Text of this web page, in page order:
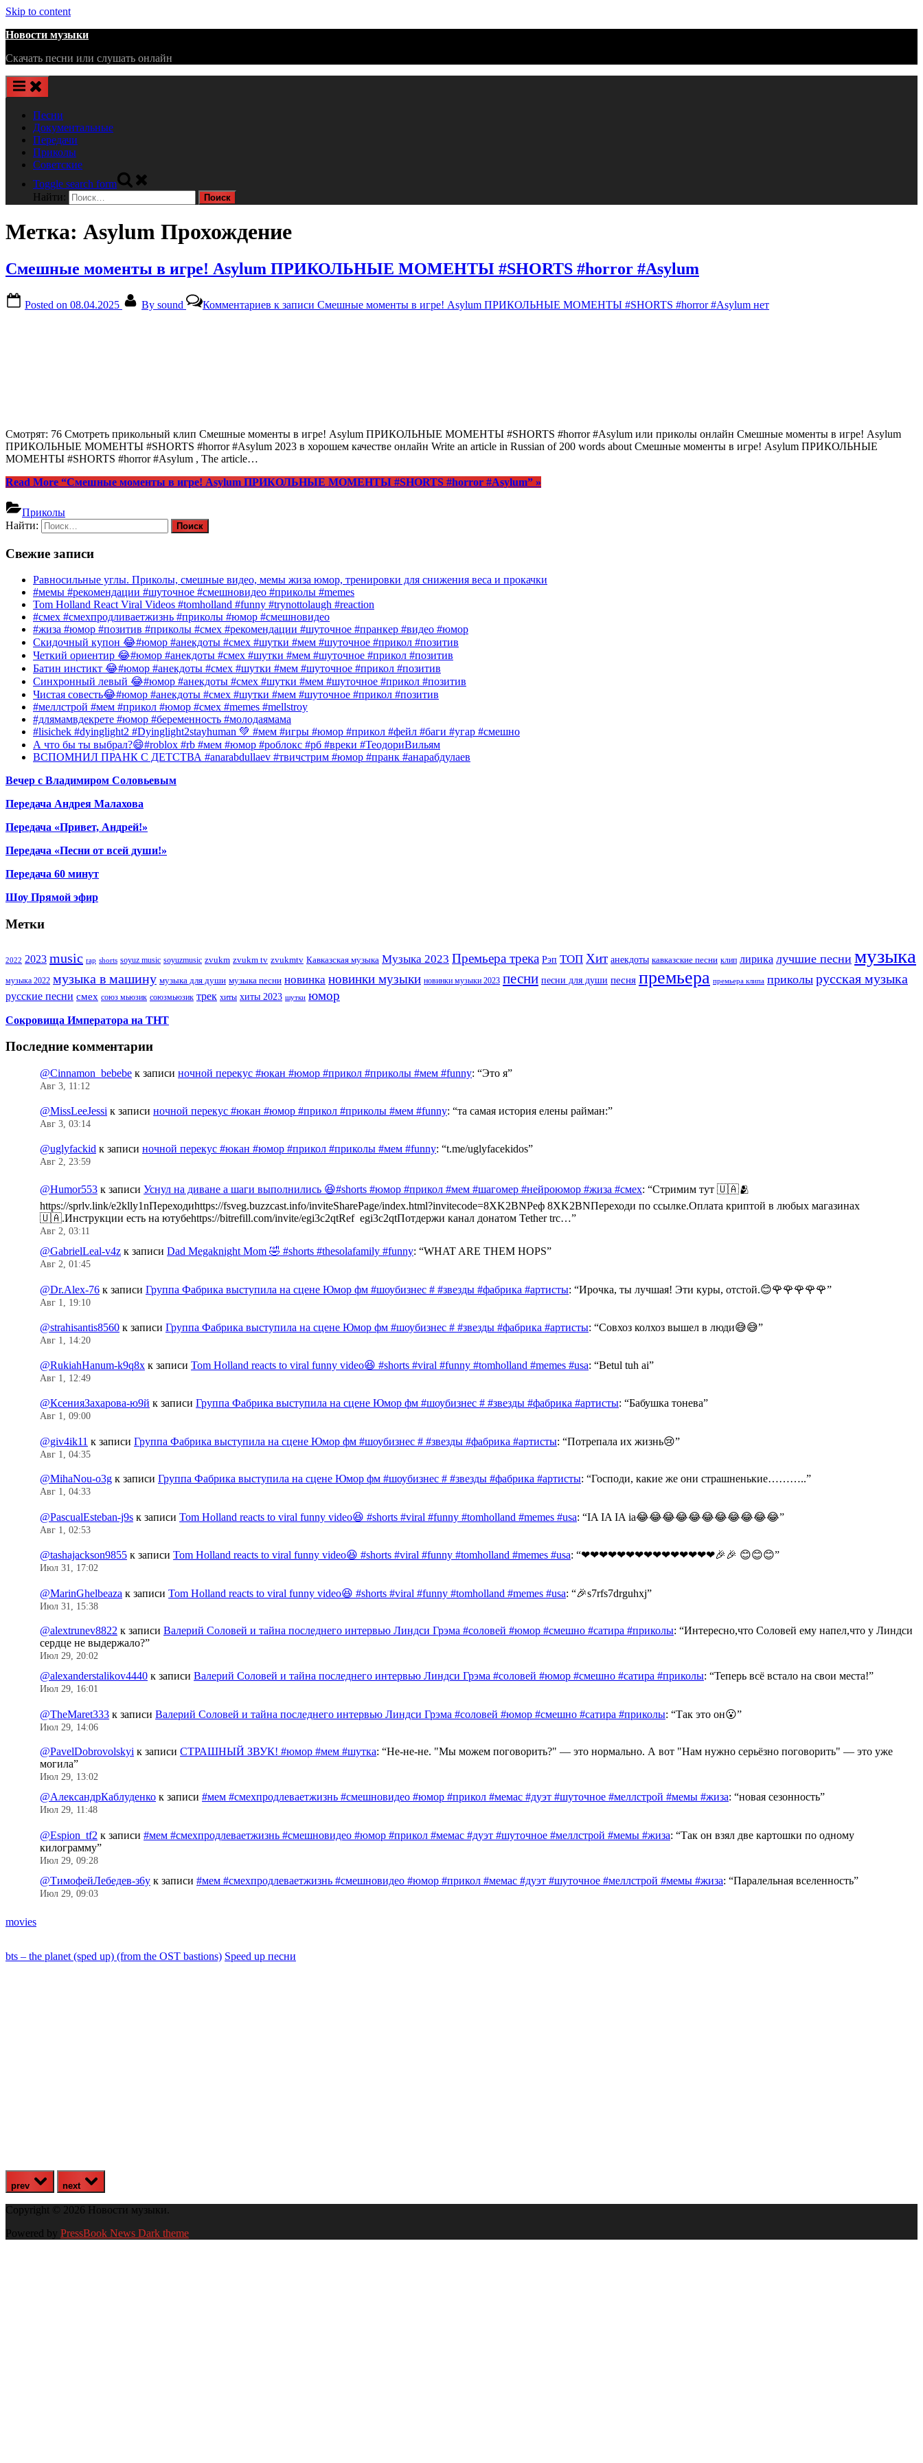
Skip to content
Новости музыки
Скачать песни или слушать онлайн
Песни
Документальные
Передачи
Приколы
Советские
Toggle search form
Найти:
Метка: Asylum Прохождение
Смешные моменты в игре! Asylum ПРИКОЛЬНЫЕ МОМЕНТЫ #SHORTS #horror #Asylum
Posted on 08.04.2025 By sound Комментариев к записи Смешные моменты в игре! Asylum ПРИКОЛЬНЫЕ МОМЕНТЫ #SHORTS #horror #Asylum нет
Смотрят: 76 Смотреть прикольный клип Смешные моменты в игре! Asylum ПРИКОЛЬНЫЕ МОМЕНТЫ #SHORTS #horror #Asylum или приколы онлайн Смешные моменты в игре! Asylum
ПРИКОЛЬНЫЕ МОМЕНТЫ #SHORTS #horror #Asylum 2023 в хорошем качестве онлайн Write an article in Russian of 200 words about Смешные моменты в игре! Asylum ПРИКОЛЬНЫЕ
МОМЕНТЫ #SHORTS #horror #Asylum , The article…
Read More “Смешные моменты в игре! Asylum ПРИКОЛЬНЫЕ МОМЕНТЫ #SHORTS #horror #Asylum” »
Приколы
Найти:
Свежие записи
Равносильные углы. Приколы, смешные видео, мемы жиза юмор, тренировки для снижения веса и прокачки
#мемы #рекомендации #шуточное #смешновидео #приколы #memes
Tom Holland React Viral Videos #tomholland #funny #trynottolaugh #reaction
#смех #смехпродливаетжизнь #приколы #юмор #смешновидео
#жиза #юмор #позитив #приколы #смех #рекомендации #шуточное #пранкер #видео #юмор
Скидочный купон 😂#юмор #анекдоты #смех #шутки #мем #шуточное #прикол #позитив
Четкий ориентир 😂#юмор #анекдоты #смех #шутки #мем #шуточное #прикол #позитив
Батин инстикт 😂#юмор #анекдоты #смех #шутки #мем #шуточное #прикол #позитив
Синхронный левый 😂#юмор #анекдоты #смех #шутки #мем #шуточное #прикол #позитив
Чистая совесть😂#юмор #анекдоты #смех #шутки #мем #шуточное #прикол #позитив
#меллстрой #мем #прикол #юмор #смех #memes #mellstroy
#длямамвдекрете #юмор #беременность #молодаямама
#lisichek #dyinglight2 #Dyinglight2stayhuman 💚 #мем #игры #юмор #прикол #фейл #баги #угар #смешно
А что бы ты выбрал?😄#roblox #rb #мем #юмор #роблокс #рб #вреки #ТеодориВильям
ВСПОМНИЛ ПРАНК С ДЕТСТВА #anarabdullaev #твичстрим #юмор #пранк #анарабдулаев
Вечер с Владимиром Соловьевым
Передача Андрея Малахова
Передача «Привет, Андрей!»
Передача «Песни от всей души!»
Передача 60 минут
Шоу Прямой эфир
Метки
2022 2023 music rap shorts soyuz music soyuzmusic zvukm zvukm tv zvukmtv Кавказская музыка Музыка 2023 Премьера трека Рэп ТОП Хит анекдоты кавказские песни клип лирика лучшие песни музыка
музыка 2022 музыка в машину музыка для души музыка песни новинка новинки музыки новинки музыки 2023 песни песни для души песня премьера премьера клипа приколы русская музыка
русские песни смех союз мьюзик союзмьюзик трек хиты хиты 2023 шутки юмор
Сокровища Императора на ТНТ
Последние комментарии
@Cinnamon_bebebe к записи ночной перекус #юкан #юмор #прикол #приколы #мем #funny: “Это я”
Авг 3, 11:12
@MissLeeJessi к записи ночной перекус #юкан #юмор #прикол #приколы #мем #funny: “та самая история елены райман:”
Авг 3, 03:14
@uglyfackid к записи ночной перекус #юкан #юмор #прикол #приколы #мем #funny: “t.me/uglyfacekidos”
Авг 2, 23:59
@Humor553 к записи Уснул на диване а шаги выполнились 😆#shorts #юмор #прикол #мем #шагомер #нейроюмор #жиза #смех: “Стримим тут 🇺🇦🫂
https://sprlv.link/e2klly1nПереходиhttps://fsveg.buzzcast.info/inviteSharePage/index.html?invitecode=8XK2BNРеф 8XK2BNПереходи по ссылке.Оплата криптой в любых магазинах
🇺🇦.Инструкции есть на ютубеhttps://bitrefill.com/invite/egi3c2qtRef egi3c2qtПотдержи канал донатом Tether trc…”
Авг 2, 03:11
@GabrielLeal-v4z к записи Dad Megaknight Mom 🤣 #shorts #thesolafamily #funny: “WHAT ARE THEM HOPS”
Авг 2, 01:45
@Dr.Alex-76 к записи Группа Фабрика выступила на сцене Юмор фм #шоубизнес # #звезды #фабрика #артисты: “Ирочка, ты лучшая! Эти куры, отстой.😊🌹🌹🌹🌹🌹”
Авг 1, 19:10
@strahisantis8560 к записи Группа Фабрика выступила на сцене Юмор фм #шоубизнес # #звезды #фабрика #артисты: “Совхоз колхоз вышел в люди😅😅”
Авг 1, 14:20
@RukiahHanum-k9q8x к записи Tom Holland reacts to viral funny video😆 #shorts #viral #funny #tomholland #memes #usa: “Betul tuh ai”
Авг 1, 12:49
@КсенияЗахарова-ю9й к записи Группа Фабрика выступила на сцене Юмор фм #шоубизнес # #звезды #фабрика #артисты: “Бабушка тонева”
Авг 1, 09:00
@giv4ik11 к записи Группа Фабрика выступила на сцене Юмор фм #шоубизнес # #звезды #фабрика #артисты: “Потрепала их жизнь😢”
Авг 1, 04:35
@MihaNou-o3g к записи Группа Фабрика выступила на сцене Юмор фм #шоубизнес # #звезды #фабрика #артисты: “Господи, какие же они страшненькие………..”
Авг 1, 04:33
@PascualEsteban-j9s к записи Tom Holland reacts to viral funny video😆 #shorts #viral #funny #tomholland #memes #usa: “IA IA IA ia😂😂😂😂😂😂😂😂😂😂😂”
Авг 1, 02:53
@tashajackson9855 к записи Tom Holland reacts to viral funny video😆 #shorts #viral #funny #tomholland #memes #usa: “❤❤❤❤❤❤❤❤❤❤❤❤❤❤❤🎉🎉 😊😊😊”
Июл 31, 17:02
@MarinGhelbeaza к записи Tom Holland reacts to viral funny video😆 #shorts #viral #funny #tomholland #memes #usa: “🎉s7rfs7drguhxj”
Июл 31, 15:38
@alextrunev8822 к записи Валерий Соловей и тайна последнего интервью Линдси Грэма #соловей #юмор #смешно #сатира #приколы: “Интересно,что Соловей ему напел,что у Линдси
сердце не выдержало?”
Июл 29, 20:02
@alexanderstalikov4440 к записи Валерий Соловей и тайна последнего интервью Линдси Грэма #соловей #юмор #смешно #сатира #приколы: “Теперь всё встало на свои места!”
Июл 29, 16:01
@TheMaret333 к записи Валерий Соловей и тайна последнего интервью Линдси Грэма #соловей #юмор #смешно #сатира #приколы: “Так это он😮”
Июл 29, 14:06
@PavelDobrovolskyi к записи СТРАШНЫЙ ЗВУК! #юмор #мем #шутка: “Не-не-не. "Мы можем поговорить?" — это нормально. А вот "Нам нужно серьёзно поговорить" — это уже
могила”
Июл 29, 13:02
@АлександрКаблуденко к записи #мем #смехпродлеваетжизнь #смешновидео #юмор #прикол #мемас #дуэт #шуточное #меллстрой #мемы #жиза: “новая сезонность”
Июл 29, 11:48
@Espion_tf2 к записи #мем #смехпродлеваетжизнь #смешновидео #юмор #прикол #мемас #дуэт #шуточное #меллстрой #мемы #жиза: “Так он взял две картошки по одному
килограмму”
Июл 29, 09:28
@ТимофейЛебедев-з6у к записи #мем #смехпродлеваетжизнь #смешновидео #юмор #прикол #мемас #дуэт #шуточное #меллстрой #мемы #жиза: “Паралельная вселенность”
Июл 29, 09:03
movies
bts – the planet (sped up) (from the OST bastions) Speed up песни
prev next
Copyright © 2026 Новости музыки.
Powered by PressBook News Dark theme